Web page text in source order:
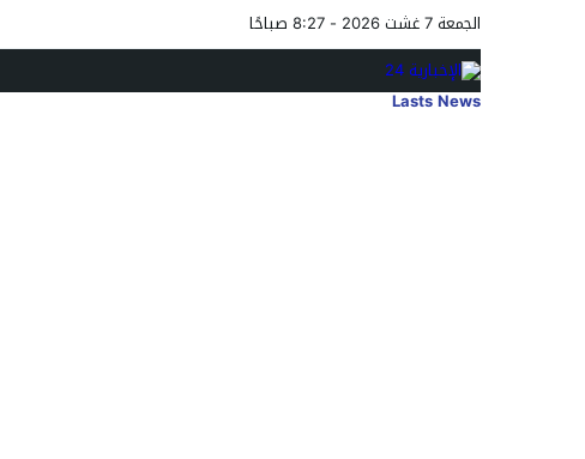
الجمعة 7 غشت 2026 - 8:27 صباحًا
Lasts News